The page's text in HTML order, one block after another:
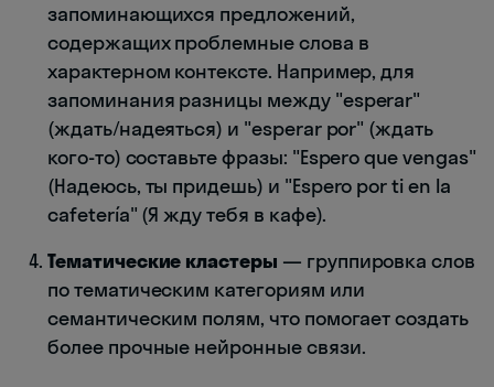
запоминающихся предложений,
содержащих проблемные слова в
характерном контексте. Например, для
запоминания разницы между "esperar"
(ждать/надеяться) и "esperar por" (ждать
кого-то) составьте фразы: "Espero que vengas"
(Надеюсь, ты придешь) и "Espero por ti en la
cafetería" (Я жду тебя в кафе).
Тематические кластеры — группировка слов
по тематическим категориям или
семантическим полям, что помогает создать
более прочные нейронные связи.